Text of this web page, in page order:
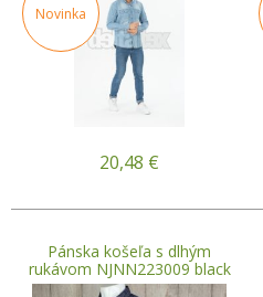
Novinka
20,48 €
Pánska košeľa s dlhým
rukávom NJNN223009 black